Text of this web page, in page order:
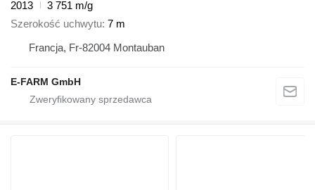
2013
3 751 m/g
Szerokość uchwytu 7 m
Francja, Fr-82004 Montauban
E-FARM GmbH